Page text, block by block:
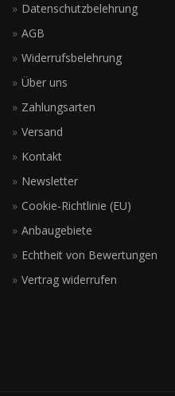
Datenschutzbelehrung
AGB
Widerrufsbelehrung
Über uns
Zahlungsarten
Versand
Kontakt
Newsletter
Cookie-Richtlinie (EU)
Anbaugebiete
Echtheit von Bewertungen
Vertrag widerrufen